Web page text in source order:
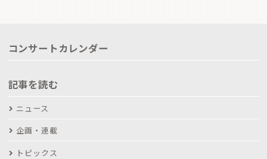
コンサートカレンダー
記事を読む
ニュース
企画・連載
トピックス